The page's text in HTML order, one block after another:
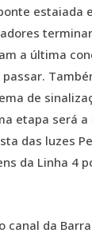
estaiada
a última
de
etapa será
das luzes
da Linha 4
canal da